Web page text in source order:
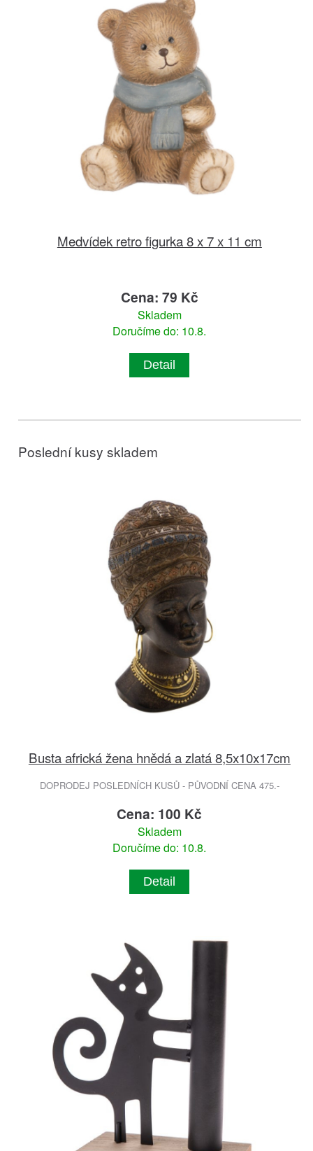
Medvídek retro figurka 8 x 7 x 11 cm
Cena: 79 Kč
Skladem
Doručíme do: 10.8.
Detail
Poslední kusy skladem
Busta africká žena hnědá a zlatá 8,5x10x17cm
DOPRODEJ POSLEDNÍCH KUSŮ - PŮVODNÍ CENA 475.-
Cena: 100 Kč
Skladem
Doručíme do: 10.8.
Detail